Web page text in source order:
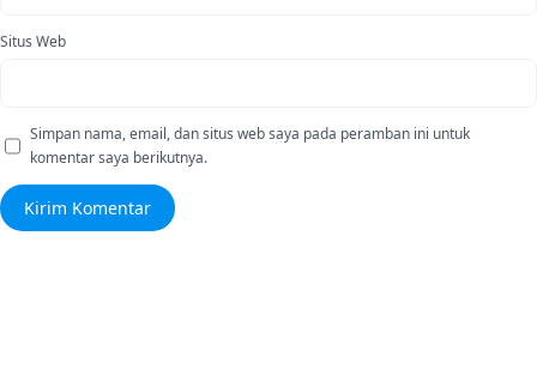
Situs Web
Simpan nama, email, dan situs web saya pada peramban ini untuk
komentar saya berikutnya.